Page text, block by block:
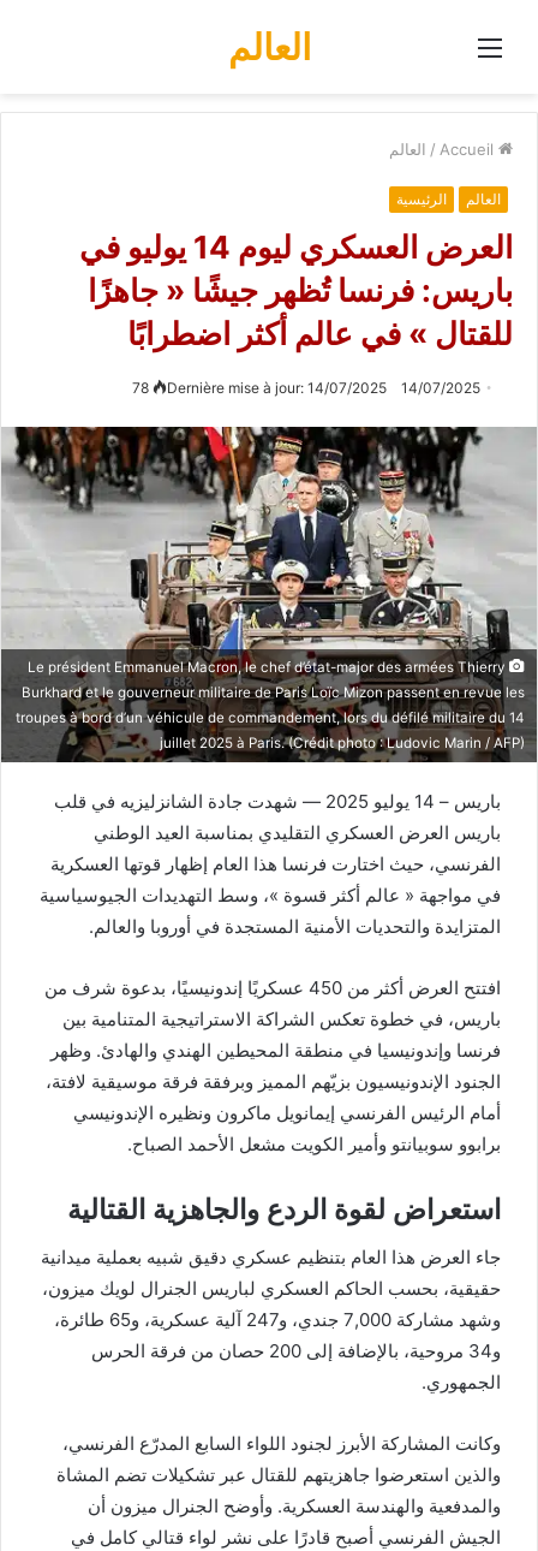
Menu العالم
/ العالم
العالم الرئيسية
العرض العسكري ليوم 14 يوليو في
باريس: فرنسا تُظهر جيشًا « جاهزًا
للقتال » في عالم أكثر اضطرابًا
14/07/2025
Dernière mise à jour: 14/07/2025
Le président Emmanuel Macron, le chef d’état-major des armées Thierry
Burkhard et le gouverneur militaire de Paris Loïc Mizon passent en revue les
troupes à bord d’un véhicule de commandement, lors du défilé militaire du 14
juillet 2025 à Paris. (Crédit photo : Ludovic Marin / AFP)
باريس – 14 يوليو 2025 — شهدت جادة الشانزليزيه في قلب
باريس العرض العسكري التقليدي بمناسبة العيد الوطني
الفرنسي، حيث اختارت فرنسا هذا العام إظهار قوتها العسكرية
في مواجهة « عالم أكثر قسوة »، وسط التهديدات الجيوسياسية
المتزايدة والتحديات الأمنية المستجدة في أوروبا والعالم.
افتتح العرض أكثر من 450 عسكريًا إندونيسيًا، بدعوة شرف من
باريس، في خطوة تعكس الشراكة الاستراتيجية المتنامية بين
فرنسا وإندونيسيا في منطقة المحيطين الهندي والهادئ. وظهر
الجنود الإندونيسيون بزيّهم المميز وبرفقة فرقة موسيقية لافتة،
أمام الرئيس الفرنسي إيمانويل ماكرون ونظيره الإندونيسي
برابوو سوبيانتو وأمير الكويت مشعل الأحمد الصباح.
استعراض لقوة الردع والجاهزية القتالية
جاء العرض هذا العام بتنظيم عسكري دقيق شبيه بعملية ميدانية
حقيقية، بحسب الحاكم العسكري لباريس الجنرال لويك ميزون،
وشهد مشاركة 7,000 جندي، و247 آلية عسكرية، و65 طائرة،
و34 مروحية، بالإضافة إلى 200 حصان من فرقة الحرس
الجمهوري.
وكانت المشاركة الأبرز لجنود اللواء السابع المدرّع الفرنسي،
والذين استعرضوا جاهزيتهم للقتال عبر تشكيلات تضم المشاة
والمدفعية والهندسة العسكرية. وأوضح الجنرال ميزون أن
الجيش الفرنسي أصبح قادرًا على نشر لواء قتالي كامل في